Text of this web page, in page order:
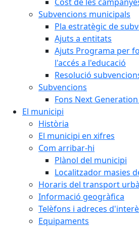
Subvencions municipals
Pla estratègic de
Ajuts a entitats
Ajuts Programa per
l'accés a l'educació
Resolució
Subvencions
Fons Next Generation
El municipi
Història
El municipi en xifres
Com arribar-hi
Plànol del municipi
Localitzador masies
Horaris del transport
Informació geogràfica
Telèfons i adreces
Equipaments